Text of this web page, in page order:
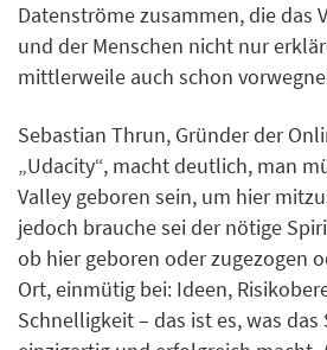
Datenströme zusammen, die das
und der Menschen nicht nur
mittlerweile auch schon
Sebastian Thrun, Gründer der
„Udacity“, macht deutlich, man
Valley geboren sein, um hier
jedoch brauche sei der nötige
ob hier geboren oder zugezogen
Ort, einmütig bei: Ideen,
Schnelligkeit – das ist es, was das